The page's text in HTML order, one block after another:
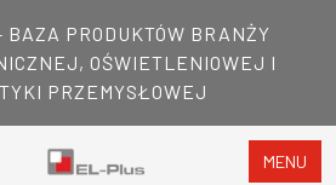
BAZA PRODUKTÓW BRANŻY
OŚWIETLENIOWEJ I
PRZEMYSŁOWEJ
MENU